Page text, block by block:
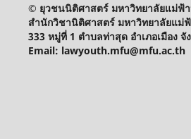
© ยุวชนนิติศาสตร์ มหาวิทยาลัยแม่ฟ้
สำนักวิชานิติศาสตร์ มหาวิทยาลัยแม่
333 หมู่ที่ 1 ตำบลท่าสุด อำเภอเมือง จั
Email: lawyouth.mfu@mfu.ac.th